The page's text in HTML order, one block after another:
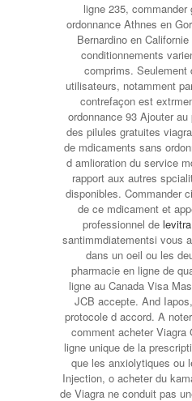
ligne 235,
ordonnance Athnes en
Bernardino en
conditionnements
comprims. Seulement
utilisateurs, notamment
contrefaçon est
ordonnance 93 Ajouter
des pilules gratuites
de mdicaments sans
d amlioration du service
rapport aux autres
disponibles. Commander
de ce mdicament et
professionnel de
santimmdiatementsi vous
dans un oeil ou les
pharmacie en ligne de
ligne au Canada Visa
JCB accepte. And
protocole d accord. A
comment acheter Viagra
ligne unique de la
que les anxiolytiques ou
Injection, o acheter du
de Viagra ne conduit pas